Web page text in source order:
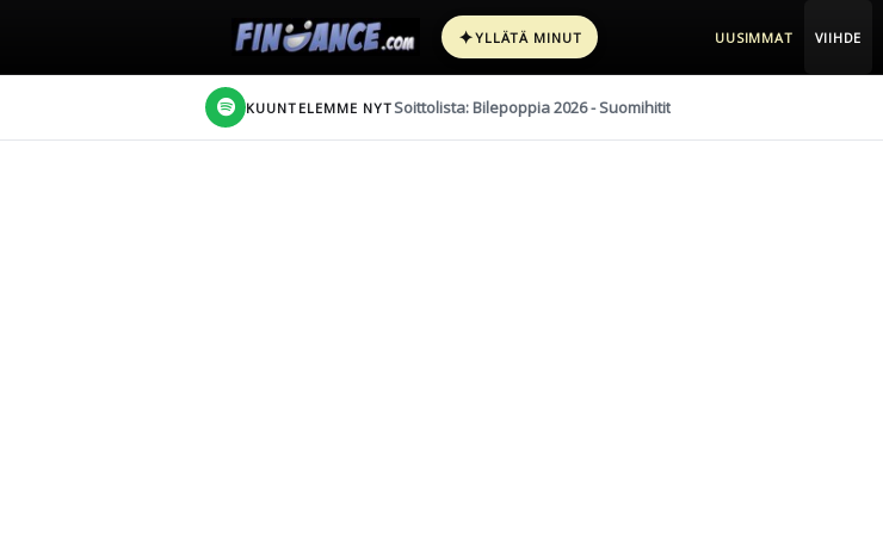
✦YLLÄTÄ MINUT UUSIMMAT VIIHDE
KUUNTELEMME NYT Soittolista: Bilepoppia 2026 - Suomihitit